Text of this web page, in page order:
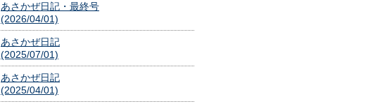
あさかぜ日記・最終号
(2026/04/01)
あさかぜ日記
(2025/07/01)
あさかぜ日記
(2025/04/01)